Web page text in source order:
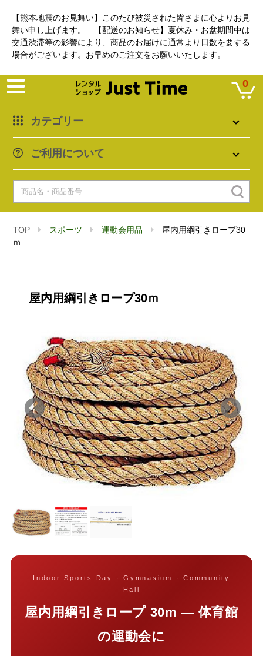
【熊本地震のお見舞い】このたび被災された皆さまに心よりお見
舞い申し上げます。 【配送のお知らせ】夏休み・お盆期間中は
交通渋滞等の影響により、商品のお届けに通常より日数を要する
場合がございます。お早めのご注文をお願いいたします。
カテゴリー
ご利用について
0
TOP スポーツ 運動会用品
屋内用綱引きロープ30
ｍ
屋内用綱引きロープ30ｍ
Indoor Sports Day · Gymnasium · Community
Hall
屋内用綱引きロープ 30m — 体育館
の運動会に